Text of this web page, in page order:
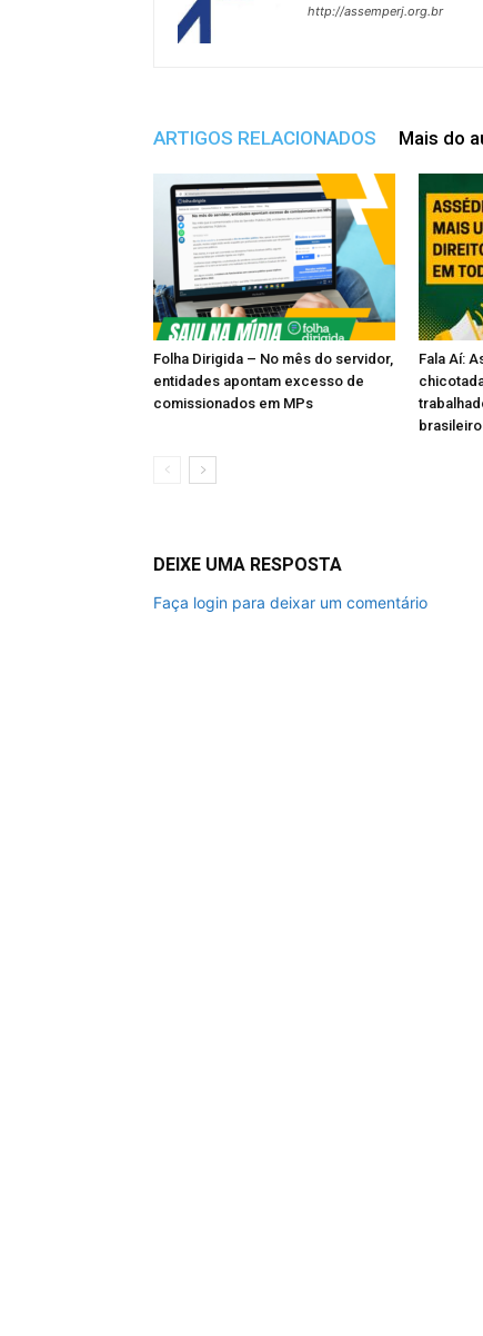
http://assemperj.org.br
ARTIGOS RELACIONADOS Mais do
Folha Dirigida – No mês do servidor,
entidades apontam excesso de
comissionados em MPs
Fala Aí:
brasileiro
DEIXE UMA RESPOSTA
Faça login para deixar um comentário